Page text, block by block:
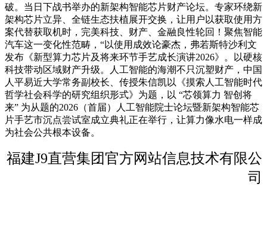
破。当日下战书举办的新架构智能芯片财产论坛。专家环绕新
架构芯片立异、全链生态扶植展开交换，让用户以获取使用方
案代替获取机时，完美科技、财产、金融良性轮回！聚焦智能
汽车这一变化性范畴，“以使用成效论豪杰，弗若斯特沙利文
发布《新型算力芯片及将来环节手艺成长演讲2026》。以硬核
科技带动区域财产升级。人工智能的海潮不只沉塑财产，中国
人平易近大学常务副校长、传授朱信凯以《摸索人工智能时代
哲学社会科学的研究组织形式》为题，以 “芯领算力 智创将
来” 为从题的2026（首届）人工智能院士论坛暨新架构智能芯
片手艺市沉点尝试室成立典礼正在举行，让算力像水电一样成
为社会公共根本设备。
福建J9直营集团官方网站信息技术有限公
司